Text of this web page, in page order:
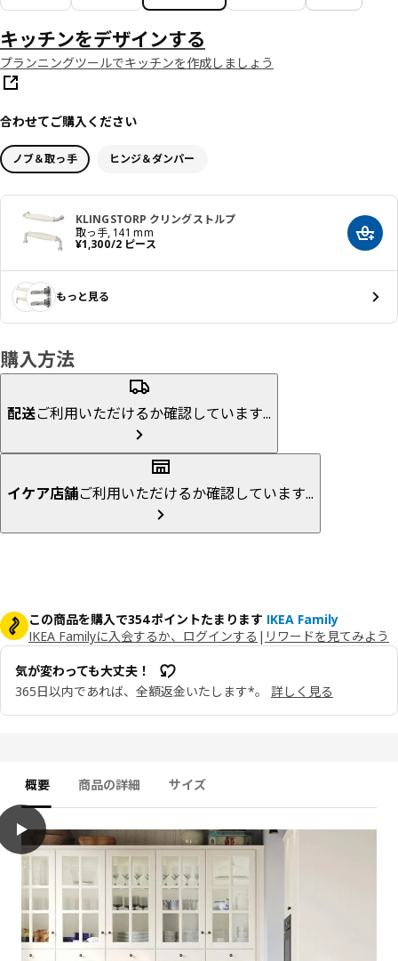
キッチンをデザインする
プランニングツールでキッチンを作成しましょう
合わせてご購入ください
ノブ＆取っ手 ヒンジ＆ダンパー
KLINGSTORP クリングストルプ
取っ手, 141 mm
¥1,300/2 ピース
価格 ¥ 1300/2 ピース カー
もっと見る
購入方法
配送ご利用いただけるか確認しています...
イケア店舗ご利用いただけるか確認しています...
この商品を購入で354ポイントたまります IKEA Family
IKEA Familyに入会するか、ログインする | リワードを見てみよう
気が変わっても大丈夫！
365日以内であれば、全額返金いたします*。
詳しく見る
概要 商品の詳細 サイズ
play
BODBYN ボードビーン 扉, オフホワイト, 40x140 cm